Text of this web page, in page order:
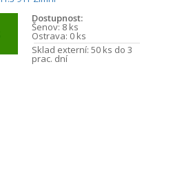
Dostupnost:
Šenov: 8 ks
Ostrava: 0 ks
Sklad externí: 50 ks do 3
prac. dní